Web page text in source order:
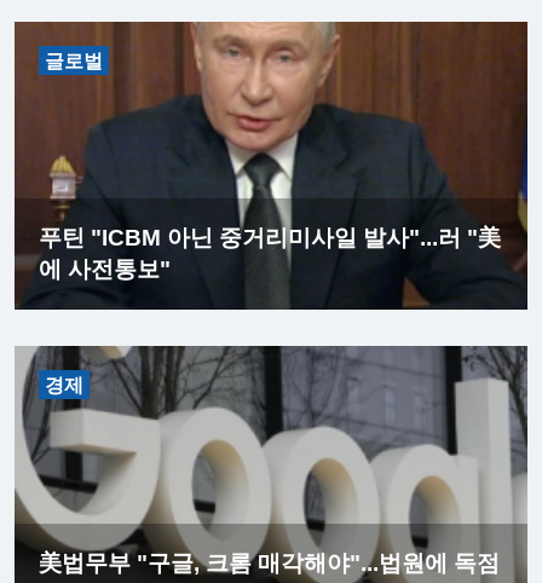
글로벌
푸틴 "ICBM 아닌 중거리미사일 발사"...러 "美
에 사전통보"
경제
美법무부 "구글, 크롬 매각해야"...법원에 독점